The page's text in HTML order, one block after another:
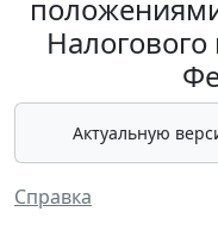
Налогового
Актуальную
Справка